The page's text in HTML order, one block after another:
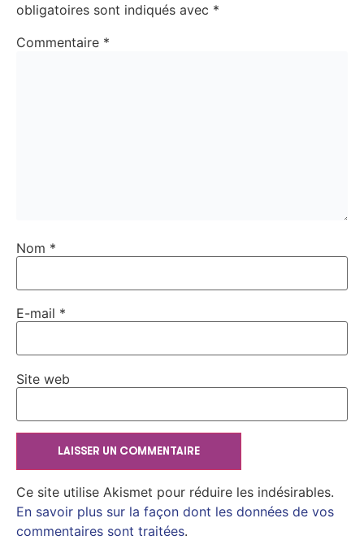
obligatoires sont indiqués avec *
Commentaire *
Nom *
E-mail *
Site web
Ce site utilise Akismet pour réduire les indésirables.
En savoir plus sur la façon dont les données de vos
commentaires sont traitées.